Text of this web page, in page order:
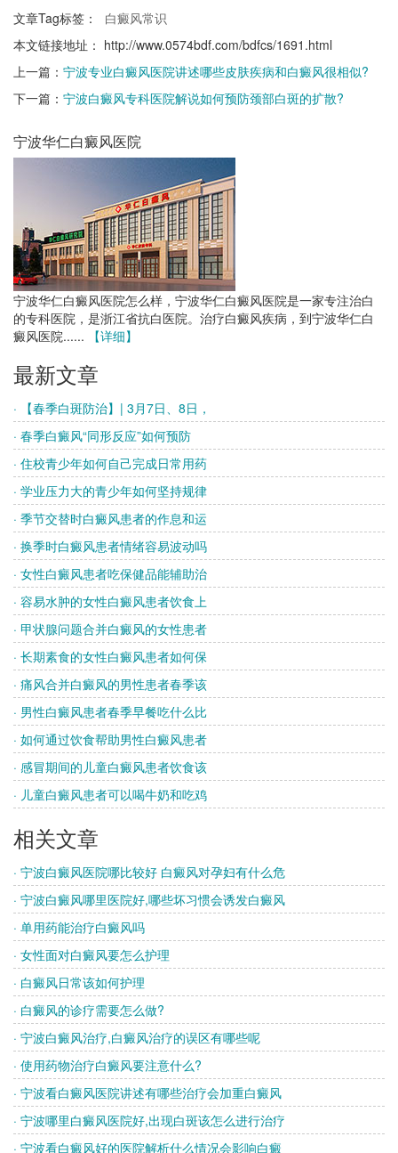
文章Tag标签：
白癜风常识
本文链接地址： http://www.0574bdf.com/bdfcs/1691.html
上一篇： 宁波专业白癜风医院讲述哪些皮肤疾病和白癜风很相似?
下一篇： 宁波白癜风专科医院解说如何预防颈部白斑的扩散?
宁波华仁白癜风医院
宁波华仁白癜风医院怎么样，宁波华仁白癜风医院是一家专注治白
的专科医院，是浙江省抗白医院。治疗白癜风疾病，到宁波华仁白
癜风医院......
【详细】
最新文章
· 【春季白斑防治】| 3月7日、8日，
· 春季白癜风“同形反应”如何预防
· 住校青少年如何自己完成日常用药
· 学业压力大的青少年如何坚持规律
· 季节交替时白癜风患者的作息和运
· 换季时白癜风患者情绪容易波动吗
· 女性白癜风患者吃保健品能辅助治
· 容易水肿的女性白癜风患者饮食上
· 甲状腺问题合并白癜风的女性患者
· 长期素食的女性白癜风患者如何保
· 痛风合并白癜风的男性患者春季该
· 男性白癜风患者春季早餐吃什么比
· 如何通过饮食帮助男性白癜风患者
· 感冒期间的儿童白癜风患者饮食该
· 儿童白癜风患者可以喝牛奶和吃鸡
相关文章
· 宁波白癜风医院哪比较好 白癜风对孕妇有什么危
· 宁波白癜风哪里医院好,哪些坏习惯会诱发白癜风
· 单用药能治疗白癜风吗
· 女性面对白癜风要怎么护理
· 白癜风日常该如何护理
· 白癜风的诊疗需要怎么做?
· 宁波白癜风治疗,白癜风治疗的误区有哪些呢
· 使用药物治疗白癜风要注意什么?
· 宁波看白癜风医院讲述有哪些治疗会加重白癜风
· 宁波哪里白癜风医院好,出现白斑该怎么进行治疗
· 宁波看白癜风好的医院解析什么情况会影响白癜